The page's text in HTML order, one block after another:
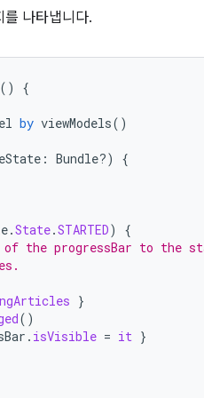
를 나타냅니다.
() {
by viewModels()
: Bundle?)
{
.State.STARTED)
{
the progressBar to the
}
()
. isVisible = it }